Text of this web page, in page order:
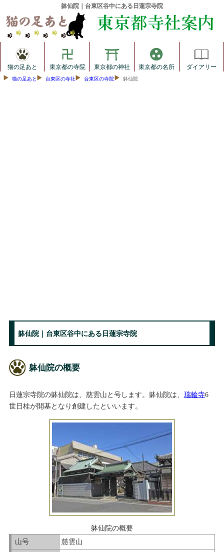
躰仙院｜台東区谷中にある日蓮宗寺院
猫の足あと 東京都の寺院 東京都の神社 東京都の名所 ダイアリー
猫の足あと 台東区の寺社 台東区の寺院 躰仙院
躰仙院｜台東区谷中にある日蓮宗寺院
躰仙院の概要
日蓮宗寺院の躰仙院は、慈雲山と号します。躰仙院は、 瑞輪寺6
世日桂が開基となり創建したといいます。
躰仙院の概要
山号
慈雲山